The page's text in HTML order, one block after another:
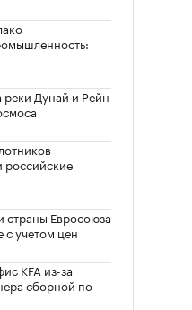
реки Дунай и Рейн
российские
страны Евросоюза
с учетом цен
KFA из-за
сборной по